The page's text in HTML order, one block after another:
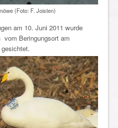
(Foto: F. Joisten)
am 10. Juni 2011 wurde
vom Beringungsort am